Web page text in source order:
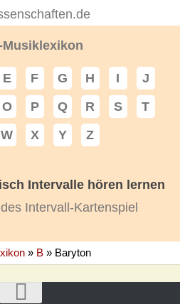
Musiklexikon
E F G H I
J
O P Q R S
T
W X Y Z
Intervalle hören lernen
» B » Baryton